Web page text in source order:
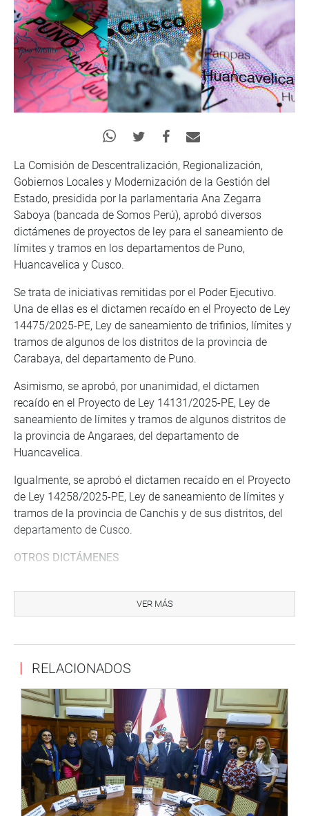
La Comisión de Descentralización, Regionalización,
Gobiernos Locales y Modernización de la Gestión del
Estado, presidida por la parlamentaria Ana Zegarra
Saboya (bancada de Somos Perú), aprobó diversos
dictámenes de proyectos de ley para el saneamiento de
límites y tramos en los departamentos de Puno,
Huancavelica y Cusco.
Se trata de iniciativas remitidas por el Poder Ejecutivo.
Una de ellas es el dictamen recaído en el Proyecto de Ley
14475/2025-PE, Ley de saneamiento de trifinios, límites y
tramos de algunos de los distritos de la provincia de
Carabaya, del departamento de Puno.
Asimismo, se aprobó, por unanimidad, el dictamen
recaído en el Proyecto de Ley 14131/2025-PE, Ley de
saneamiento de límites y tramos de algunos distritos de
la provincia de Angaraes, del departamento de
Huancavelica.
Igualmente, se aprobó el dictamen recaído en el Proyecto
de Ley 14258/2025-PE, Ley de saneamiento de límites y
tramos de la provincia de Canchis y de sus distritos, del
departamento de Cusco.
OTROS DICTÁMENES
recaído en los proyectos de ley 10893/2024-CR y
02276/2021-CR, Ley que modifica la Ley 31145, Ley de
establecer requisitos y condiciones para la regularización
zonas de frontera.
Además, el dictamen recaído en el Proyecto de Ley
13602/2025-CR, Ley que declara de interés público el
fortalecimiento y la mejora de la prestación de los
servicios de agua potable y saneamiento en la provincia
de Ambo, departamento de Huánuco.
VER MÁS
RELACIONADOS